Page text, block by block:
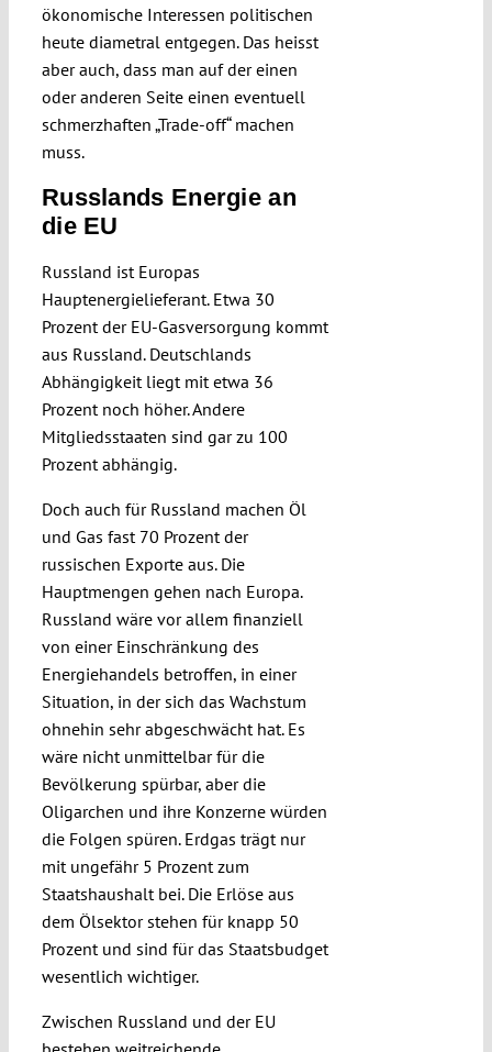
ökonomische Interessen poli­tischen
heute diametral entgegen. Das heisst
aber auch, dass man auf der einen
oder anderen Seite einen eventuell
schmerzhaften „Trade-off“ machen
muss.
Russlands Energie an
die EU
Russland ist Europas
Hauptenergielieferant. Etwa 30
Prozent der EU-Gasversorgung kommt
aus Russland. Deutschlands
Abhängigkeit liegt mit etwa 36
Prozent noch höher. Andere
Mitgliedsstaaten sind gar zu 100
Prozent abhängig.
Doch auch für Russland machen Öl
und Gas fast 70 Prozent der
russischen Exporte aus. Die
Hauptmengen gehen nach Europa.
Russland wäre vor allem finanziell
von einer Einschränkung des
Energiehandels betroffen, in einer
Situation, in der sich das Wachstum
ohnehin sehr abgeschwächt hat. Es
wäre nicht unmittelbar für die
Bevölkerung spürbar, aber die
Oligarchen und ihre Konzerne würden
die Folgen spüren. Erdgas trägt nur
mit ungefähr 5 Prozent zum
Staatshaushalt bei. Die Erlöse aus
dem Ölsektor stehen für knapp 50
Pro­zent und sind für das Staatsbudget
wesentlich wich­tiger.
Zwischen Russland und der EU